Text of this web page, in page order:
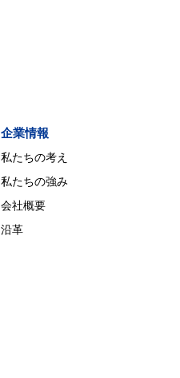
企業情報
私たちの考え
私たちの強み
会社概要
沿革